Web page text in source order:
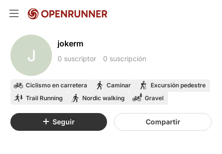
J
jokerm
0 suscriptor 0 suscripción
Ciclismo en carretera Caminar
Excursión pedestre
Trail Running
Nordic walking Gravel
Seguir Compartir